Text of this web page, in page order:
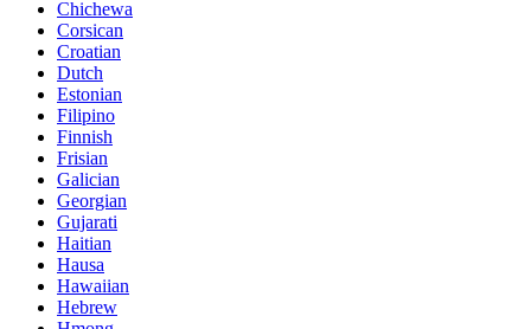
Chichewa
Corsican
Croatian
Dutch
Estonian
Filipino
Finnish
Frisian
Galician
Georgian
Gujarati
Haitian
Hausa
Hawaiian
Hebrew